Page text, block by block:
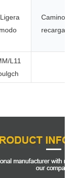
Camino de
recarga:
L11